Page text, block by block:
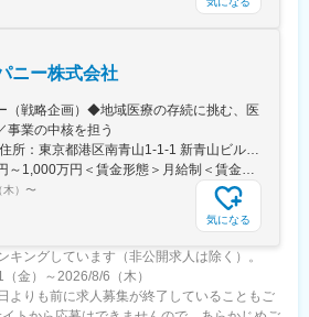
ニー株式会社
（戦略企画）◆地域医療の存続に挑む、医
事業の中核を担う
） 〜
気になる
キングしています（非公開求人は除く）。
金）～2026/8/6（木）
よりも前に求人募集が終了していることもご